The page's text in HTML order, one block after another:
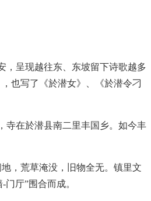
，呈现越往东、东坡留下诗歌越多
也写了《於潜女》、《於潜令刁
寺在於潜县南二里丰国乡。如今丰
，荒草淹没，旧物全无。镇里文
厅”围合而成。